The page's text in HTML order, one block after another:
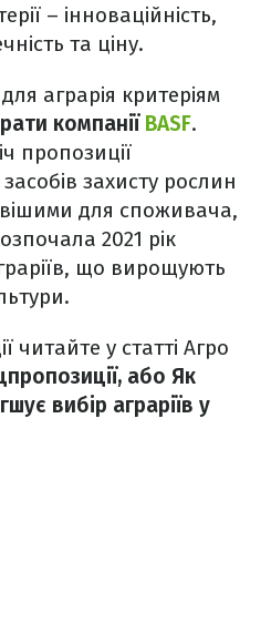
– інноваційність,
та ціну.
аграрія критеріям
компанії BASF.
пропозиції
захисту рослин
для споживача,
2021 рік
що вирощують
читайте у статті Агро
або Як
вибір аграріїв у